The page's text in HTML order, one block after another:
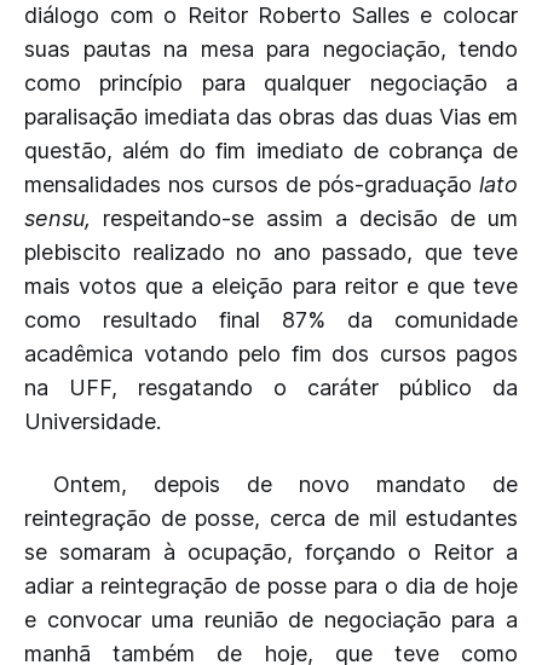
diálogo com o Reitor Roberto Salles e colocar
suas pautas na mesa para negociação, tendo
como princípio para qualquer negociação a
paralisação imediata das obras das duas Vias em
questão, além do fim imediato de cobrança de
mensalidades nos cursos de pós-graduação lato
sensu, respeitando-se assim a decisão de um
plebiscito realizado no ano passado, que teve
mais votos que a eleição para reitor e que teve
como resultado final 87% da comunidade
acadêmica votando pelo fim dos cursos pagos
na UFF, resgatando o caráter público da
Universidade.
Ontem, depois de novo mandato de
reintegração de posse, cerca de mil estudantes
se somaram à ocupação, forçando o Reitor a
adiar a reintegração de posse para o dia de hoje
e convocar uma reunião de negociação para a
manhã também de hoje, que teve como